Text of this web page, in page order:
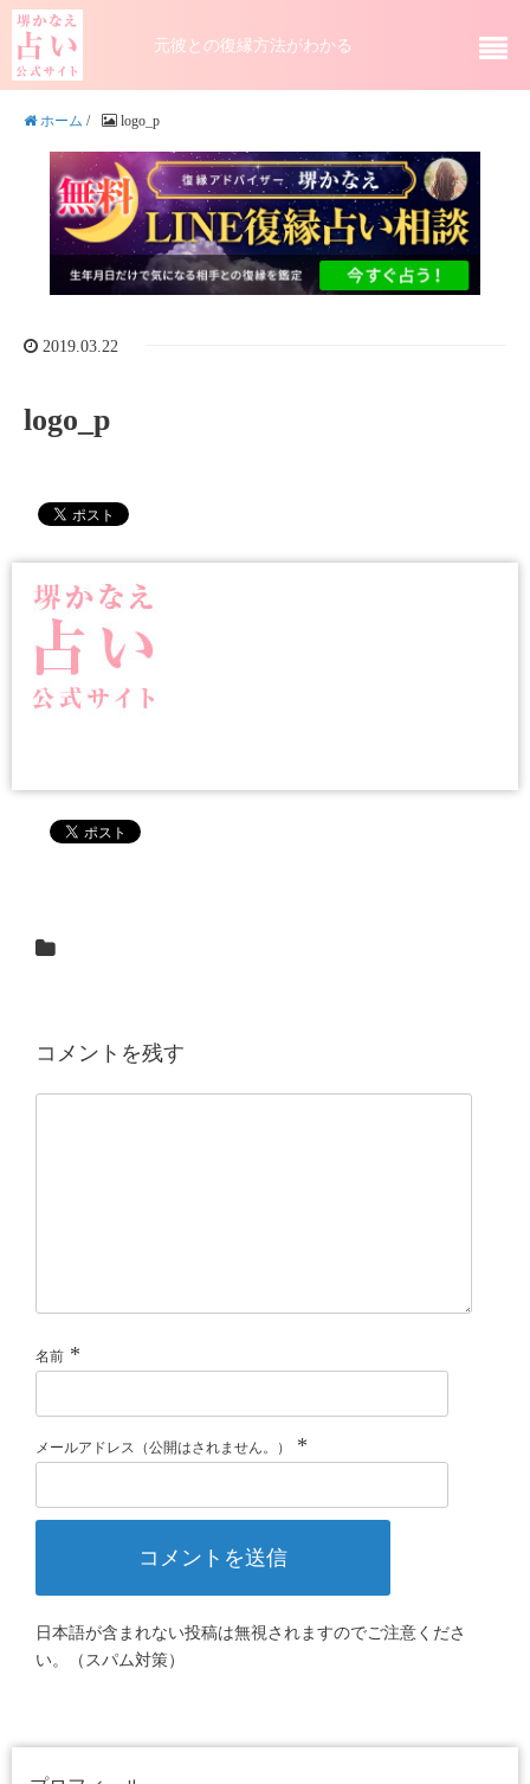
元彼との復縁方法がわかる
ホーム / logo_p
2019.03.22
logo_p
コメントを残す
名前 *
メールアドレス（公開はされません。） *
日本語が含まれない投稿は無視されますのでご注意くださ
い。（スパム対策）